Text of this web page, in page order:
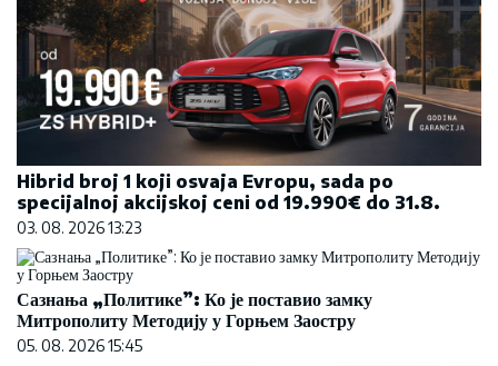
Hibrid broj 1 koji osvaja Evropu, sada po
specijalnoj akcijskoj ceni od 19.990€ do 31.8.
03. 08. 2026 13:23
Сазнања „Политике”: Ко је поставио замку
Митрополиту Методију у Горњем Заостру
05. 08. 2026 15:45